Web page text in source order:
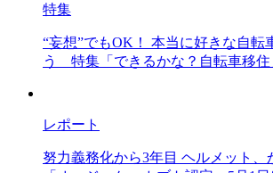
特集
“妄想”でもOK！ 本当に好きな自転
う 特集「できるかな？自転車移
レポート
努力義務化から3年目 ヘルメット